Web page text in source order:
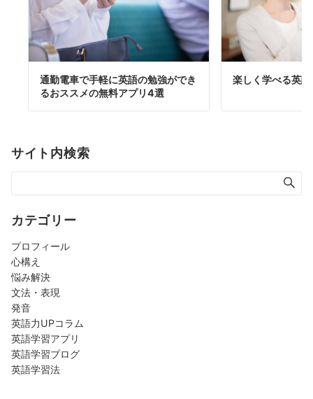
通勤電車で手軽に英語の勉強ができ
るおススメの無料アプリ4選
楽しく学べる英
サイト内検索
カテゴリー
プロフィール
心構え
悩み解決
文法・表現
発音
英語力UPコラム
英語学習アプリ
英語学習ブログ
英語学習法